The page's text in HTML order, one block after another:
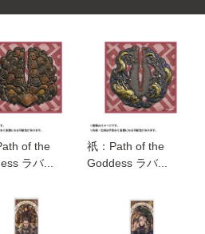
of the
ラバ...
祇：Path of the
Goddess ラバ...